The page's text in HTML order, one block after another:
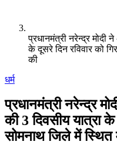
प्रधानमंत्री नरेन्द्र मोदी
के दूसरे दिन रविवार को
की
धर्म
प्रधानमंत्री नरेन्द्र
की 3 दिवसीय यात्रा के
सोमनाथ जिले में स्थित